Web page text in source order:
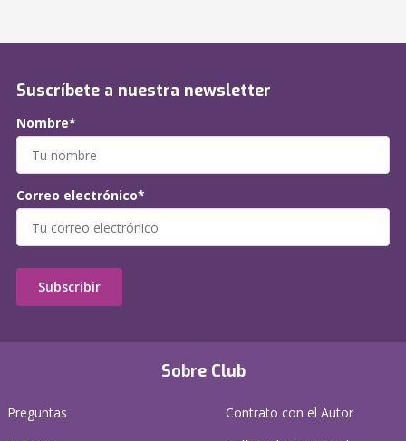
Sobre Club
Preguntas
Contrato con el Autor
Suscríbete a nuestra newsletter
Nombre*
Correo electrónico*
Subscribir